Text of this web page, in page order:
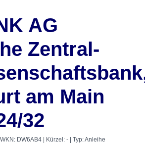
AG
Zentral-
am Main
32
WKN: DW6AB4 | Kürzel: - | Typ: Anleihe